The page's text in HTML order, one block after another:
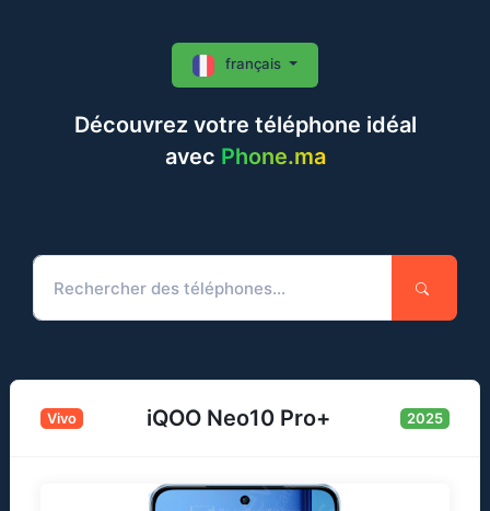
Découvrez votre téléphone idéal
avec Phone.ma
français
Vivo iQOO Neo10 Pro+ 2025